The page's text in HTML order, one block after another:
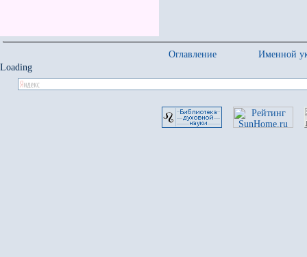
Оглавление
Именной
Loading